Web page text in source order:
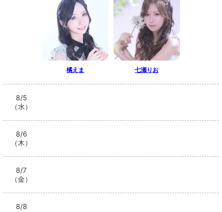
橘えま 七瀬りお
8/5
（水）
8/6
（木）
8/7
（金）
8/8